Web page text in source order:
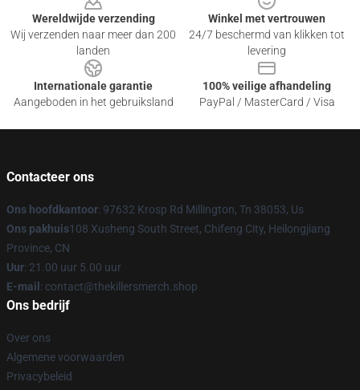
Wereldwijde verzending
Wij verzenden naar meer dan 200
landen
Winkel met vertrouwen
24/7 beschermd van klikken tot
levering
Internationale garantie
Aangeboden in het gebruiksland
100% veilige afhandeling
PayPal / MasterCard / Visa
Contacteer ons
Ons hoofdkantoor: 97632 Krosp Rd Millington, Tn 38053, Us
Ons pakhuis108 Xusheng South Street, Chifeng City, Heilongjiang
Province, CN
Uur: 21.00 uur 5.00 uur
E-mail : contact@thekillersmerch.shop
Ons bedrijf
Over ons
Algemene voorwaarden
Privacybeleid